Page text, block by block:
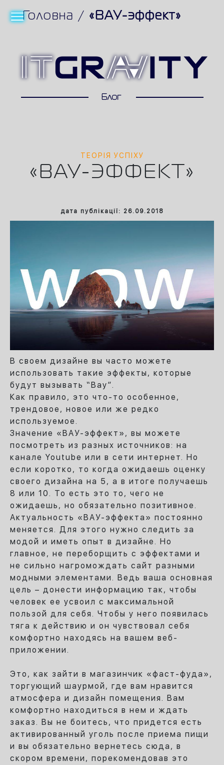
Головна / «ВАУ-эффект»
ТЕОРІЯ УСПІХУ
«ВАУ-ЭФФЕКТ»
дата публікації: 26.09.2018
В своем дизайне вы часто можете
использовать такие эффекты, которые
будут вызывать “Вау”.
Как правило, это что-то особенное,
трендовое, новое или же редко
используемое.
Значение «ВАУ-эффект», вы можете
посмотреть из разных источников: на
канале Youtube или в сети интернет. Но
если коротко, то когда ожидаешь оценку
своего дизайна на 5, а в итоге получаешь
8 или 10. То есть это то, чего не
ожидаешь, но обязательно позитивное.
Актуальность «ВАУ-эффекта» постоянно
меняется. Для этого нужно следить за
модой и иметь опыт в дизайне. Но
главное, не переборщить с эффектами и
не сильно нагромождать сайт разными
модными элементами. Ведь ваша основная
цель – донести информацию так, чтобы
человек ее усвоил с максимальной
пользой для себя. Чтобы у него появилась
тяга к действию и он чувствовал себя
комфортно находясь на вашем веб-
приложении.
Это, как зайти в магазинчик «фаст-фуда»,
торгующий шаурмой, где вам нравится
атмосфера и дизайн помещения. Вам
комфортно находиться в нем и ждать
заказ. Вы не боитесь, что придется есть
активированный уголь после приема пищи
и вы обязательно вернетесь сюда, в
скором времени, порекомендовав это